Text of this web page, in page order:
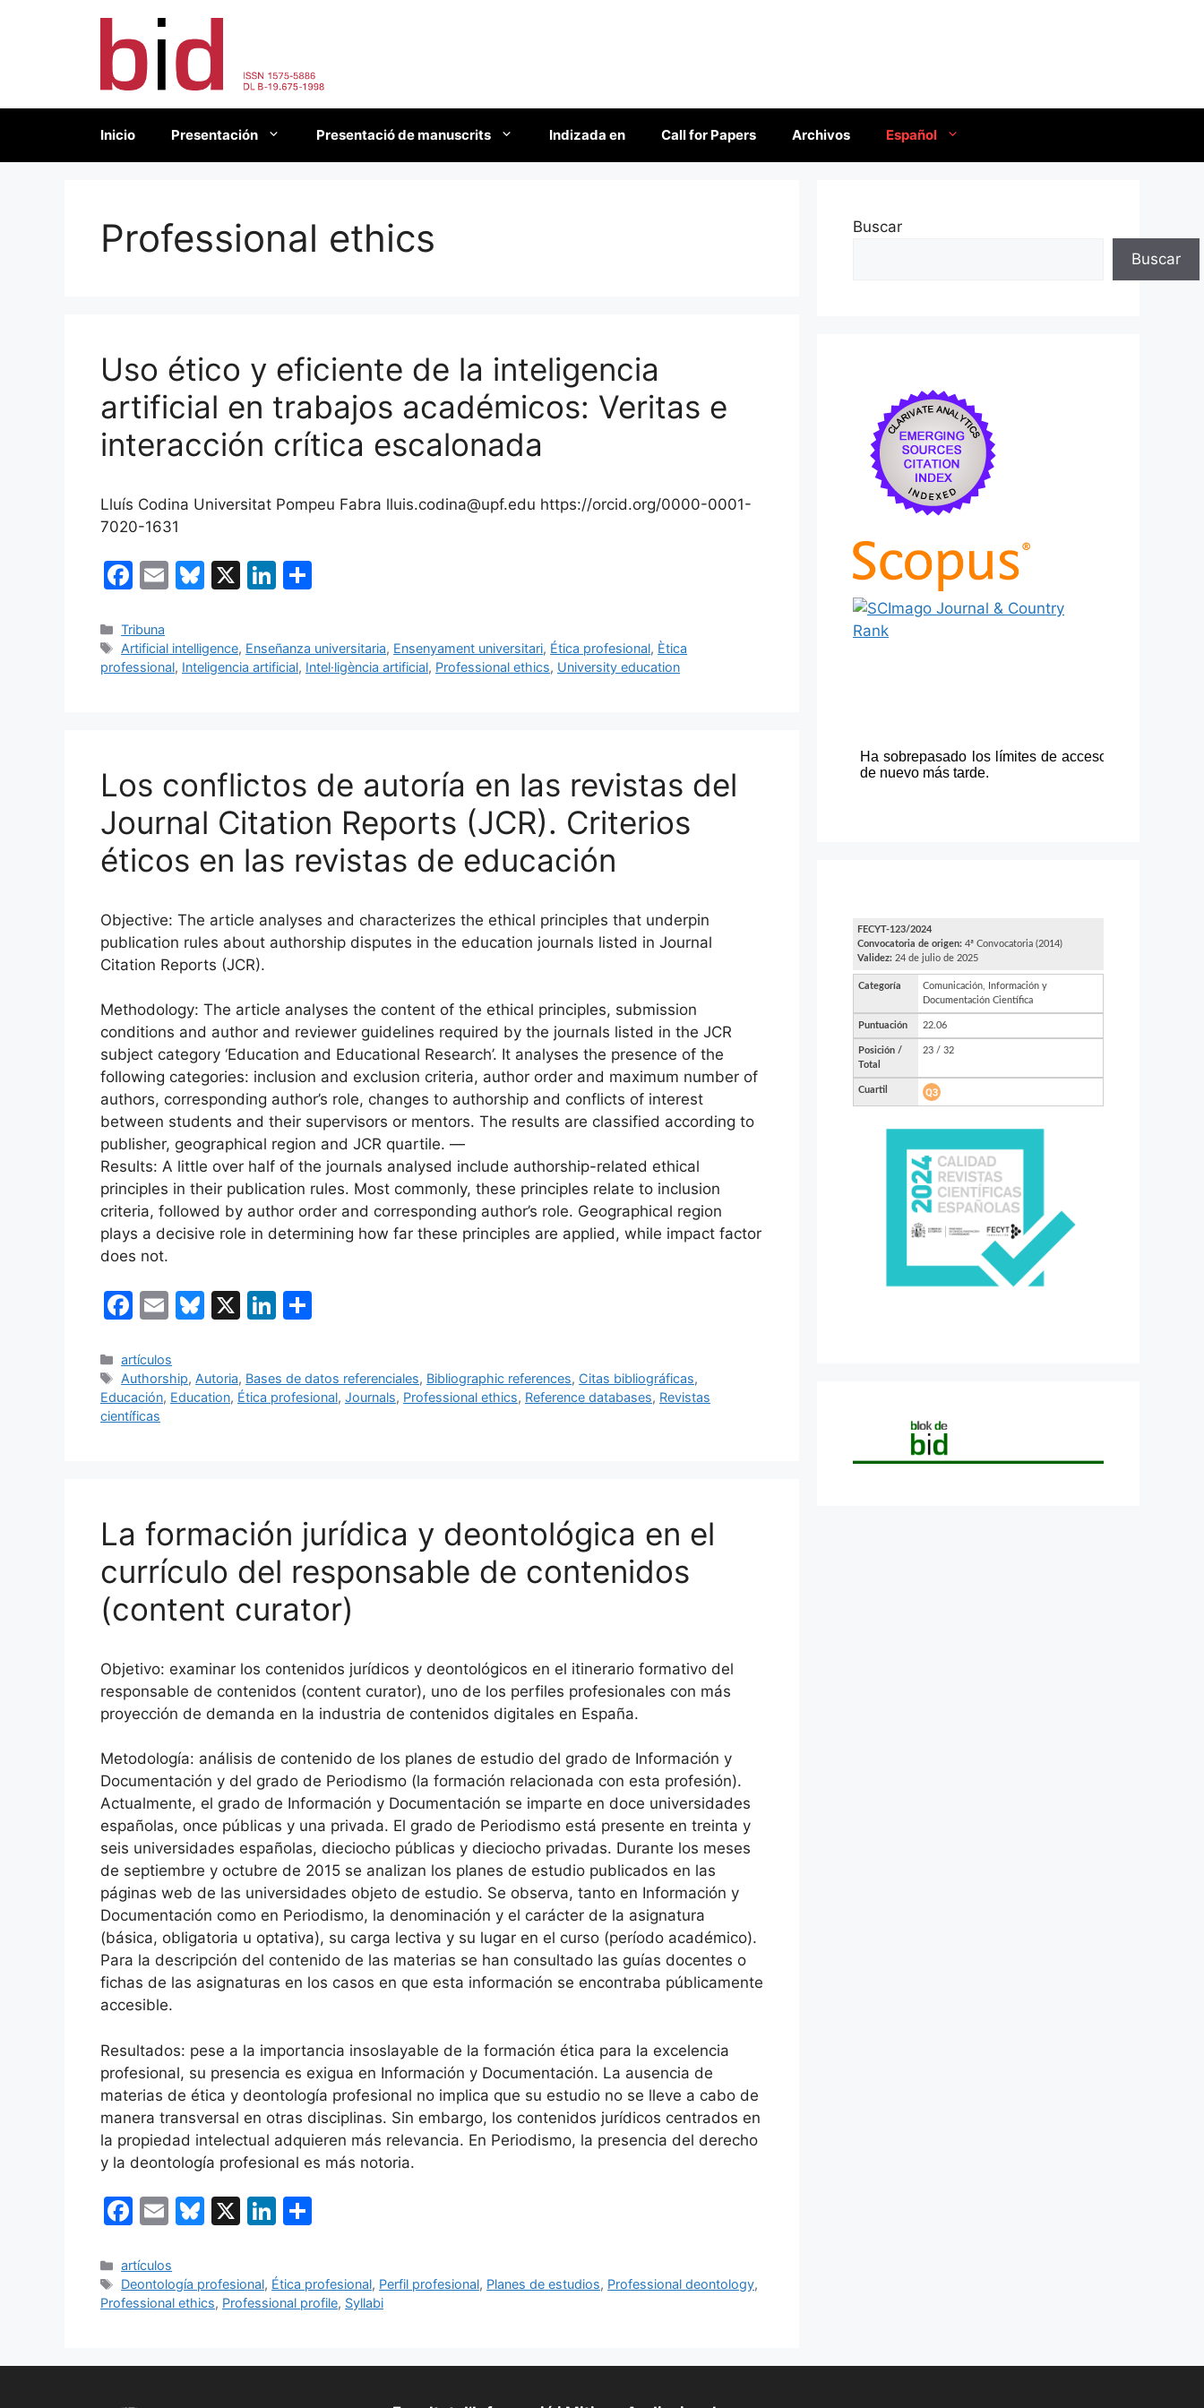
Inicio Presentación Presentació de manuscrits Indizada en Call for Papers Archivos Español
Professional ethics
Uso ético y eficiente de la inteligencia
artificial en trabajos académicos: Veritas e
interacción crítica escalonada
Lluís Codina Universitat Pompeu Fabra lluis.codina@upf.edu https://orcid.org/0000-0001-
7020-1631
F
c
e
k
E
l
Bl
s
X
Li
e p
Categorías
Tribuna
Etiquetas
Artificial intelligence, Enseñanza universitaria, Ensenyament universitari, Ética profesional, Ètica
professional, Inteligencia artificial, Intel·ligència artificial, Professional ethics, University education
Los conflictos de autoría en las revistas del
Journal Citation Reports (JCR). Criterios
éticos en las revistas de educación
Objective: The article analyses and characterizes the ethical principles that underpin
publication rules about authorship disputes in the education journals listed in Journal
Citation Reports (JCR).
Methodology: The article analyses the content of the ethical principles, submission
conditions and author and reviewer guidelines required by the journals listed in the JCR
subject category ‘Education and Educational Research’. It analyses the presence of the
following categories: inclusion and exclusion criteria, author order and maximum number of
authors, corresponding author’s role, changes to authorship and conflicts of interest
between students and their supervisors or mentors. The results are classified according to
publisher, geographical region and JCR quartile. —
Results: A little over half of the journals analysed include authorship-related ethical
principles in their publication rules. Most commonly, these principles relate to inclusion
criteria, followed by author order and corresponding author’s role. Geographical region
plays a decisive role in determining how far these principles are applied, while impact factor
does not.
F
c
e
b
E
ai
l
Bl
s
X
Li
e p
Categorías
artículos
Etiquetas
Authorship, Autoria, Bases de datos referenciales, Bibliographic references, Citas bibliográficas,
Educación, Education, Ética profesional, Journals, Professional ethics, Reference databases, Revistas
científicas
La formación jurídica y deontológica en el
currículo del responsable de contenidos
(content curator)
Objetivo: examinar los contenidos jurídicos y deontológicos en el itinerario formativo del
responsable de contenidos (content curator), uno de los perfiles profesionales con más
proyección de demanda en la industria de contenidos digitales en España.
Metodología: análisis de contenido de los planes de estudio del grado de Información y
Documentación y del grado de Periodismo (la formación relacionada con esta profesión).
Actualmente, el grado de Información y Documentación se imparte en doce universidades
españolas, once públicas y una privada. El grado de Periodismo está presente en treinta y
seis universidades españolas, dieciocho públicas y dieciocho privadas. Durante los meses
de septiembre y octubre de 2015 se analizan los planes de estudio publicados en las
páginas web de las universidades objeto de estudio. Se observa, tanto en Información y
Documentación como en Periodismo, la denominación y el carácter de la asignatura
(básica, obligatoria u optativa), su carga lectiva y su lugar en el curso (período académico).
Para la descripción del contenido de las materias se han consultado las guías docentes o
fichas de las asignaturas en los casos en que esta información se encontraba públicamente
accesible.
Resultados: pese a la importancia insoslayable de la formación ética para la excelencia
profesional, su presencia es exigua en Información y Documentación. La ausencia de
materias de ética y deontología profesional no implica que su estudio no se lleve a cabo de
manera transversal en otras disciplinas. Sin embargo, los contenidos jurídicos centrados en
la propiedad intelectual adquieren más relevancia. En Periodismo, la presencia del derecho
y la deontología profesional es más notoria.
F
c
e
E
ai
l
Bl
s
X
Li
k
e p
Categorías
artículos
Etiquetas
Deontología profesional, Ética profesional, Perfil profesional, Planes de estudios, Professional deontology,
Professional ethics, Professional profile, Syllabi
Buscar
Buscar